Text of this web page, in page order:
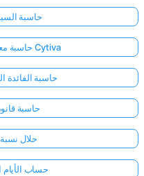
حاسبة
حاسبة معدل التدفق المجانية من Cytiva
حاسبة الفائدة
حاسبة
حلال
حساب الأيام